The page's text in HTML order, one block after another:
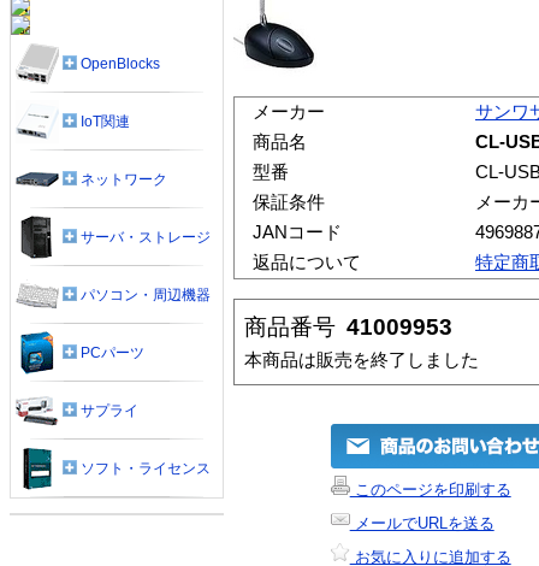
メーカー
サンワ
商品名
CL-
型番
CL-
保証条件
メーカ
JANコード
返品について
特定商
商品番号 41009953
本商品は販売を終了しました
このページを印刷する
メールでURLを送る
お気に入りに追加する
OpenBlocks
IoT関連
ネットワーク
サーバ・ストレージ
パソコン・周辺機器
PCパーツ
サプライ
ソフト・ライセンス